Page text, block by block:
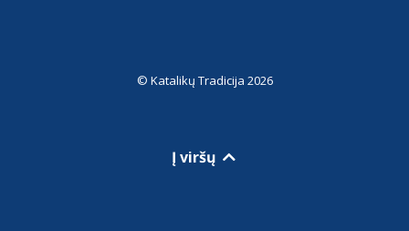
© Katalikų Tradicija 2026
Į viršų